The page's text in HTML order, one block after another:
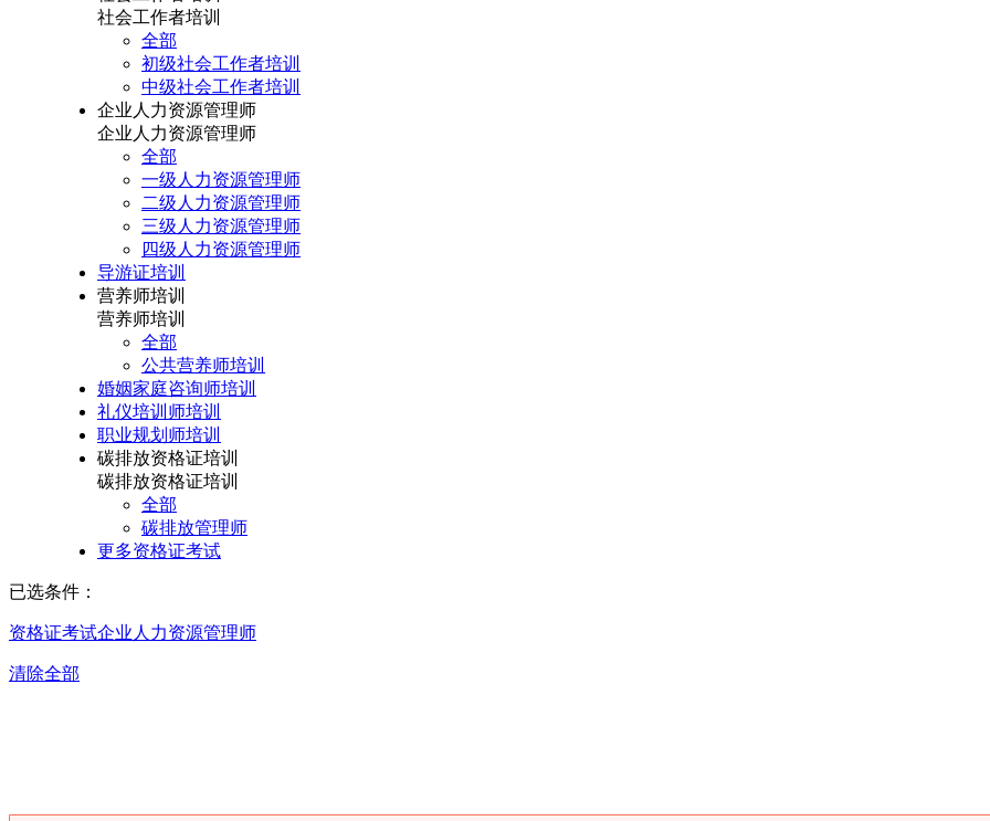
社会工作者培训
全部
初级社会工作者培训
中级社会工作者培训
企业人力资源管理师
企业人力资源管理师
全部
一级人力资源管理师
二级人力资源管理师
三级人力资源管理师
四级人力资源管理师
导游证培训
营养师培训
营养师培训
全部
公共营养师培训
婚姻家庭咨询师培训
礼仪培训师培训
职业规划师培训
碳排放资格证培训
碳排放资格证培训
全部
碳排放管理师
更多资格证考试
已选条件：
资格证考试企业人力资源管理师
清除全部